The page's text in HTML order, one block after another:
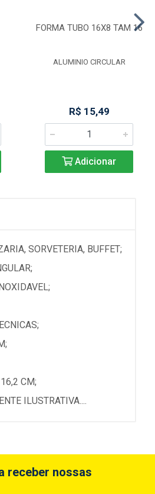
FORMA TUBO 16X8 TAM 16
ALUMINIO CIRCULAR
R$ 15,49
Adicionar
SORVETERIA, BUFFET;
CM;
ILUSTRATIVA....
receber nossas